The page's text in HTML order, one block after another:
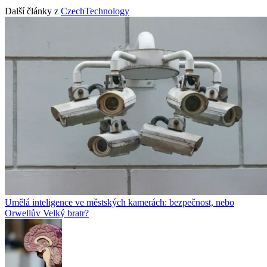
Další články z CzechTechnology
Umělá inteligence ve městských kamerách: bezpečnost, nebo
Orwellův Velký bratr?